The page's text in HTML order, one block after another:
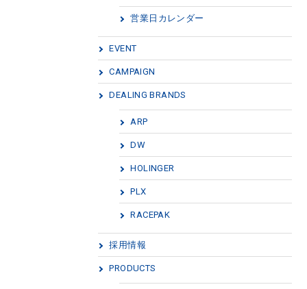
営業日カレンダー
EVENT
CAMPAIGN
DEALING BRANDS
ARP
DW
HOLINGER
PLX
RACEPAK
採用情報
PRODUCTS